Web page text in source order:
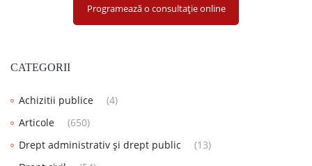
Programează o consultație online
CATEGORII
Achizitii publice
(4)
Articole
(650)
Drept administrativ și drept public
(13)